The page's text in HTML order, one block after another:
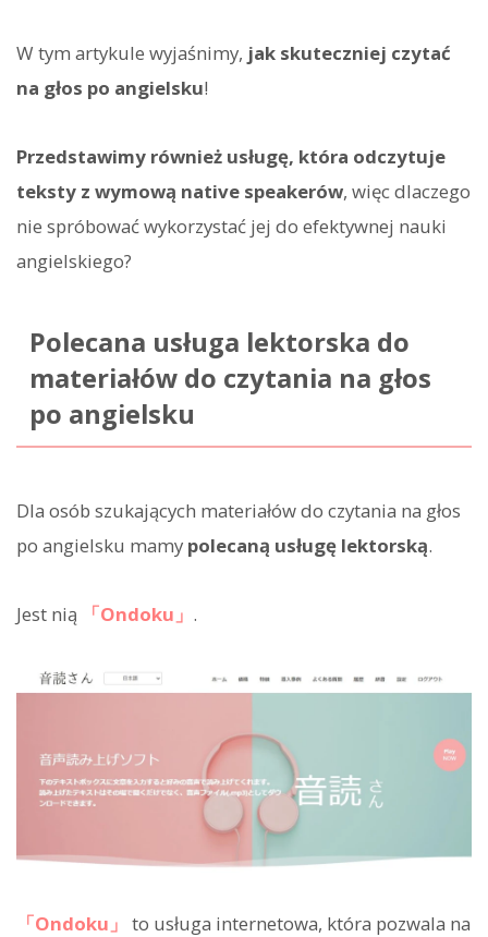
W tym artykule wyjaśnimy, jak skuteczniej czytać
na głos po angielsku!
Przedstawimy również usługę, która odczytuje
teksty z wymową native speakerów, więc dlaczego
nie spróbować wykorzystać jej do efektywnej nauki
angielskiego?
Polecana usługa lektorska do
materiałów do czytania na głos
po angielsku
Dla osób szukających materiałów do czytania na głos
po angielsku mamy polecaną usługę lektorską.
Jest nią 「Ondoku」 .
「Ondoku」 to usługa internetowa, która pozwala na